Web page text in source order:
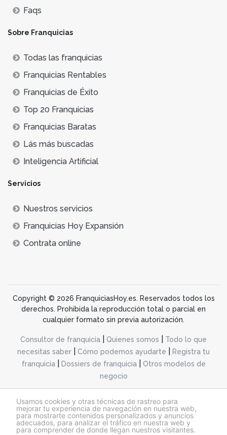
Usamos cookies y otras técnicas de rastreo para
mejorar tu experiencia de navegación en nuestra web,
para mostrarte contenidos personalizados y anuncios
adecuados, para analizar el tráfico en nuestra web y
para comprender de donde llegan nuestros visitantes.
Faqs
Sobre Franquicias
Todas las franquicias
Franquicias Rentables
Franquicias de Éxito
Top 20 Franquicias
Franquicias Baratas
Lás más buscadas
Inteligencia Artificial
Servicios
Nuestros servicios
Franquicias Hoy Expansión
Contrata online
Copyright © 2026 FranquiciasHoy.es. Reservados todos los
derechos. Prohibida la reproducción total o parcial en
cualquier formato sin previa autorización.
Consultor de franquicia Quienes somos
Todo lo que
necesitas saber
Cómo podemos ayudarte
Registra tu
franquicia| Dossiers de franquicia|
Otros modelos de
negocio
@franquiciashoy.es |Aviso legal| Política de cookies|Política de privacidad